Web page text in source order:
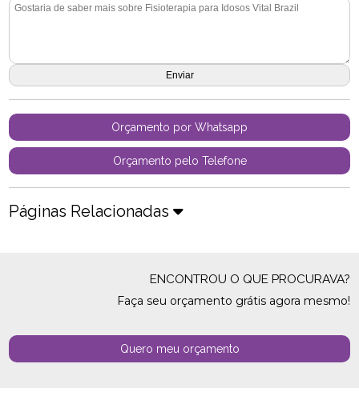
Orçamento por Whatsapp
Orçamento pelo Telefone
Páginas Relacionadas
ENCONTROU O QUE PROCURAVA?
Faça seu orçamento grátis agora mesmo!
Quero meu orçamento